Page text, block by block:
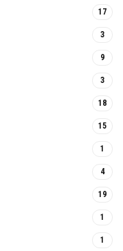
17
3
9
3
18
15
1
4
19
1
1